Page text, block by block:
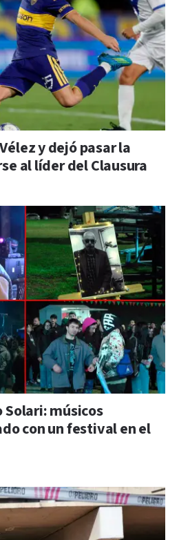
y dejó pasar la
al líder del Clausura
músicos
con un festival en el